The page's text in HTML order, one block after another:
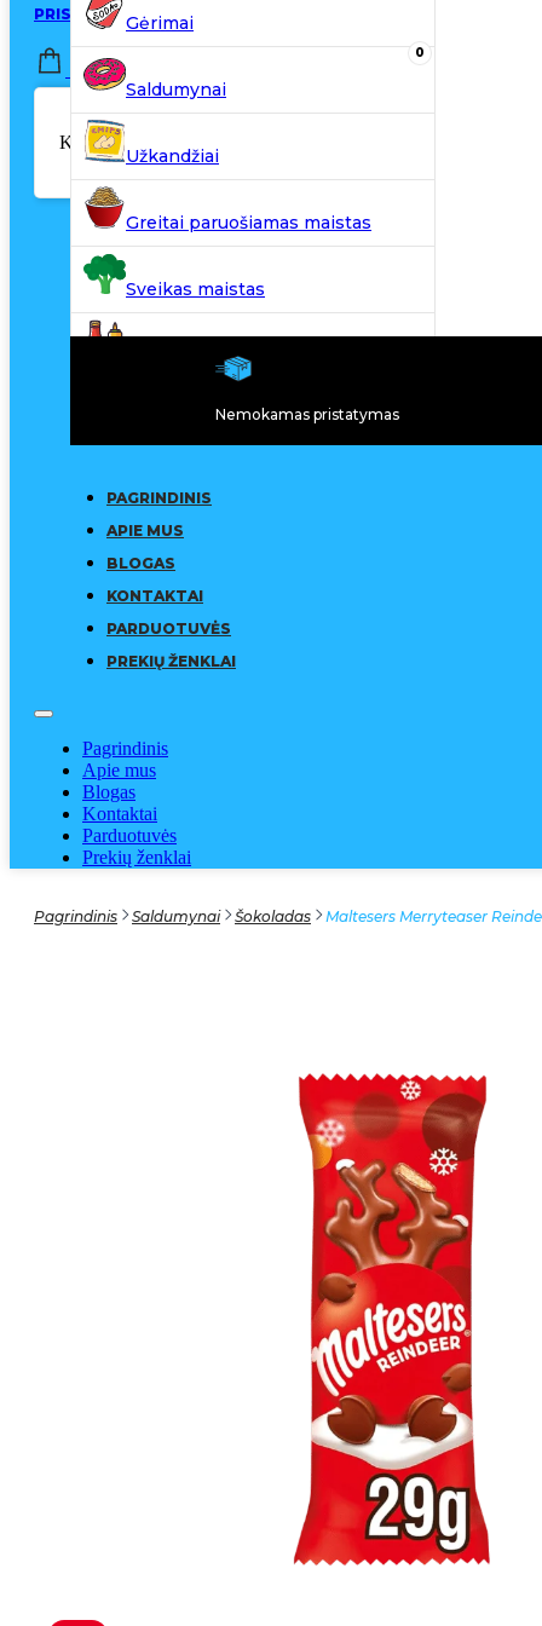
PRISIJUNGTI / REGISTRUOTIS
0,00€
Krepšelyje nėra produktų.
0
Gėrimai
Saldumynai
Užkandžiai
Greitai paruošiamas maistas
Sveikas maistas
Kiti produktai
Nemokamas pristatymas
PAGRINDINIS
APIE MUS
BLOGAS
KONTAKTAI
PARDUOTUVĖS
PREKIŲ ŽENKLAI
Pagrindinis
Apie mus
Blogas
Kontaktai
Parduotuvės
Prekių ženklai
Pagrindinis Saldumynai Šokoladas Maltesers Merryteaser